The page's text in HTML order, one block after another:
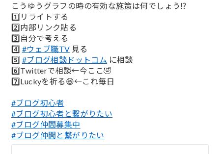
こうゆうグラフの時の有効な施策は何でしょう⁉️
1️⃣リライトする
2️⃣内部リンク貼る
3️⃣自分で考える
4️⃣ #ウェブ職TV 見る
5️⃣ #ブログ相談ドットコム に相談
6️⃣Twitterで相談←今ここ🤣
7️⃣Luckyを祈る😆←これ毎日
#ブログ初心者
#ブログ初心者と繋がりたい
#ブログ仲間募集中
#ブログ仲間と繋がりたい